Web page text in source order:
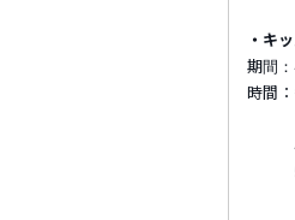
・キ
期間
時間
尚、
4/25
5/2